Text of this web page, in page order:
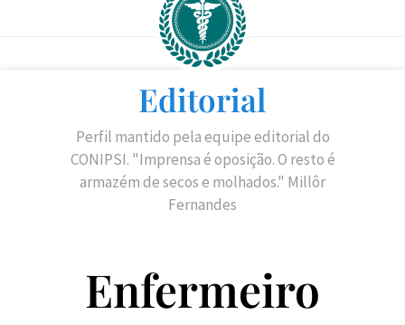
Editorial
Perfil mantido pela equipe editorial do
CONIPSI. "Imprensa é oposição. O resto é
armazém de secos e molhados." Millôr
Fernandes
Enfermeiro